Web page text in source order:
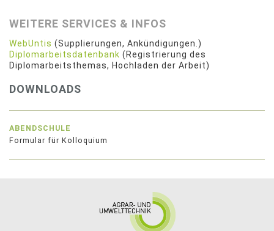
WEITERE SERVICES & INFOS
WebUntis (Supplierungen, Ankündigungen.)
Diplomarbeitsdatenbank (Registrierung des
Diplomarbeitsthemas, Hochladen der Arbeit)
DOWNLOADS
ABENDSCHULE
Formular für Kolloquium